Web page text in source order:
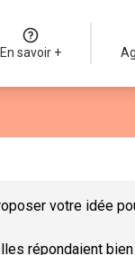
En savoir +
votre idée
répondaient